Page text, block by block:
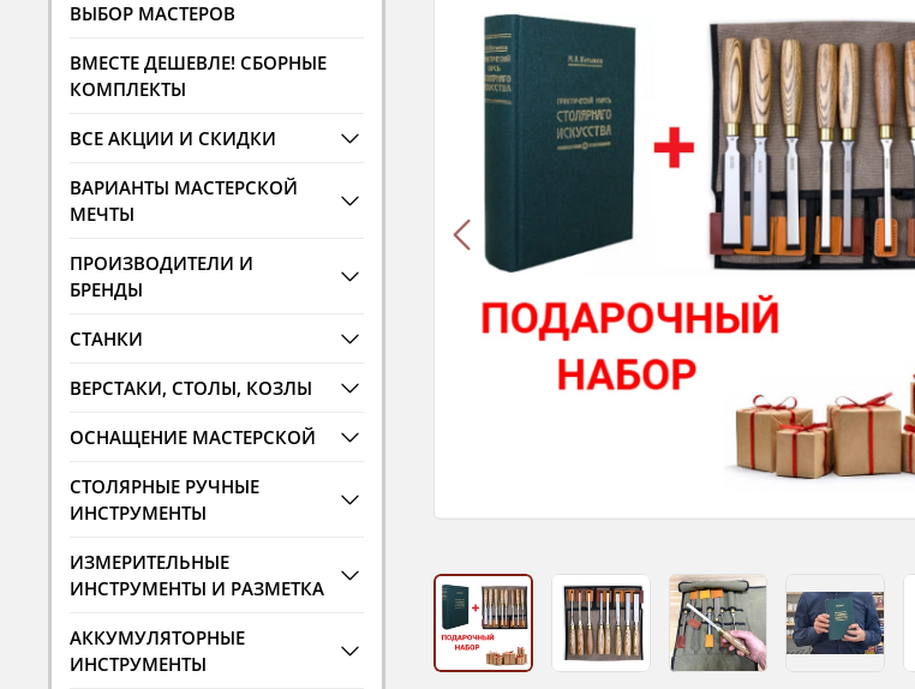
ВЫБОР МАСТЕРОВ
ВМЕСТЕ ДЕШЕВЛЕ! СБОРНЫЕ
КОМПЛЕКТЫ
ВСЕ АКЦИИ И СКИДКИ
ВАРИАНТЫ МАСТЕРСКОЙ
МЕЧТЫ
ПРОИЗВОДИТЕЛИ И
БРЕНДЫ
СТАНКИ
ВЕРСТАКИ, СТОЛЫ, КОЗЛЫ
ОСНАЩЕНИЕ МАСТЕРСКОЙ
СТОЛЯРНЫЕ РУЧНЫЕ
ИНСТРУМЕНТЫ
ИЗМЕРИТЕЛЬНЫЕ
ИНСТРУМЕНТЫ И РАЗМЕТКА
АККУМУЛЯТОРНЫЕ
ИНСТРУМЕНТЫ